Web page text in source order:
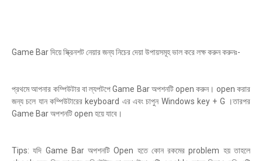
Game Bar দিয়ে স্ক্রিনশট নেয়ার জন্য নিচের দেয়া উপায়সমূহ ভাল করে লক্ষ করুন করুনঃ-
প্রথমে আপনার কম্পিউটার বা ল্যপটপে Game Bar অপশনটি open করুন। open করার
জন্য চলে যান কম্পিউটারের keyboard এর এবং চাপুন Windows key + G ।তারপর
Game Bar অপশনটি open হয়ে যাবে।
Tips: যদি Game Bar অপশনটি Open হতে কোন রকমের problem হয় তাহলে